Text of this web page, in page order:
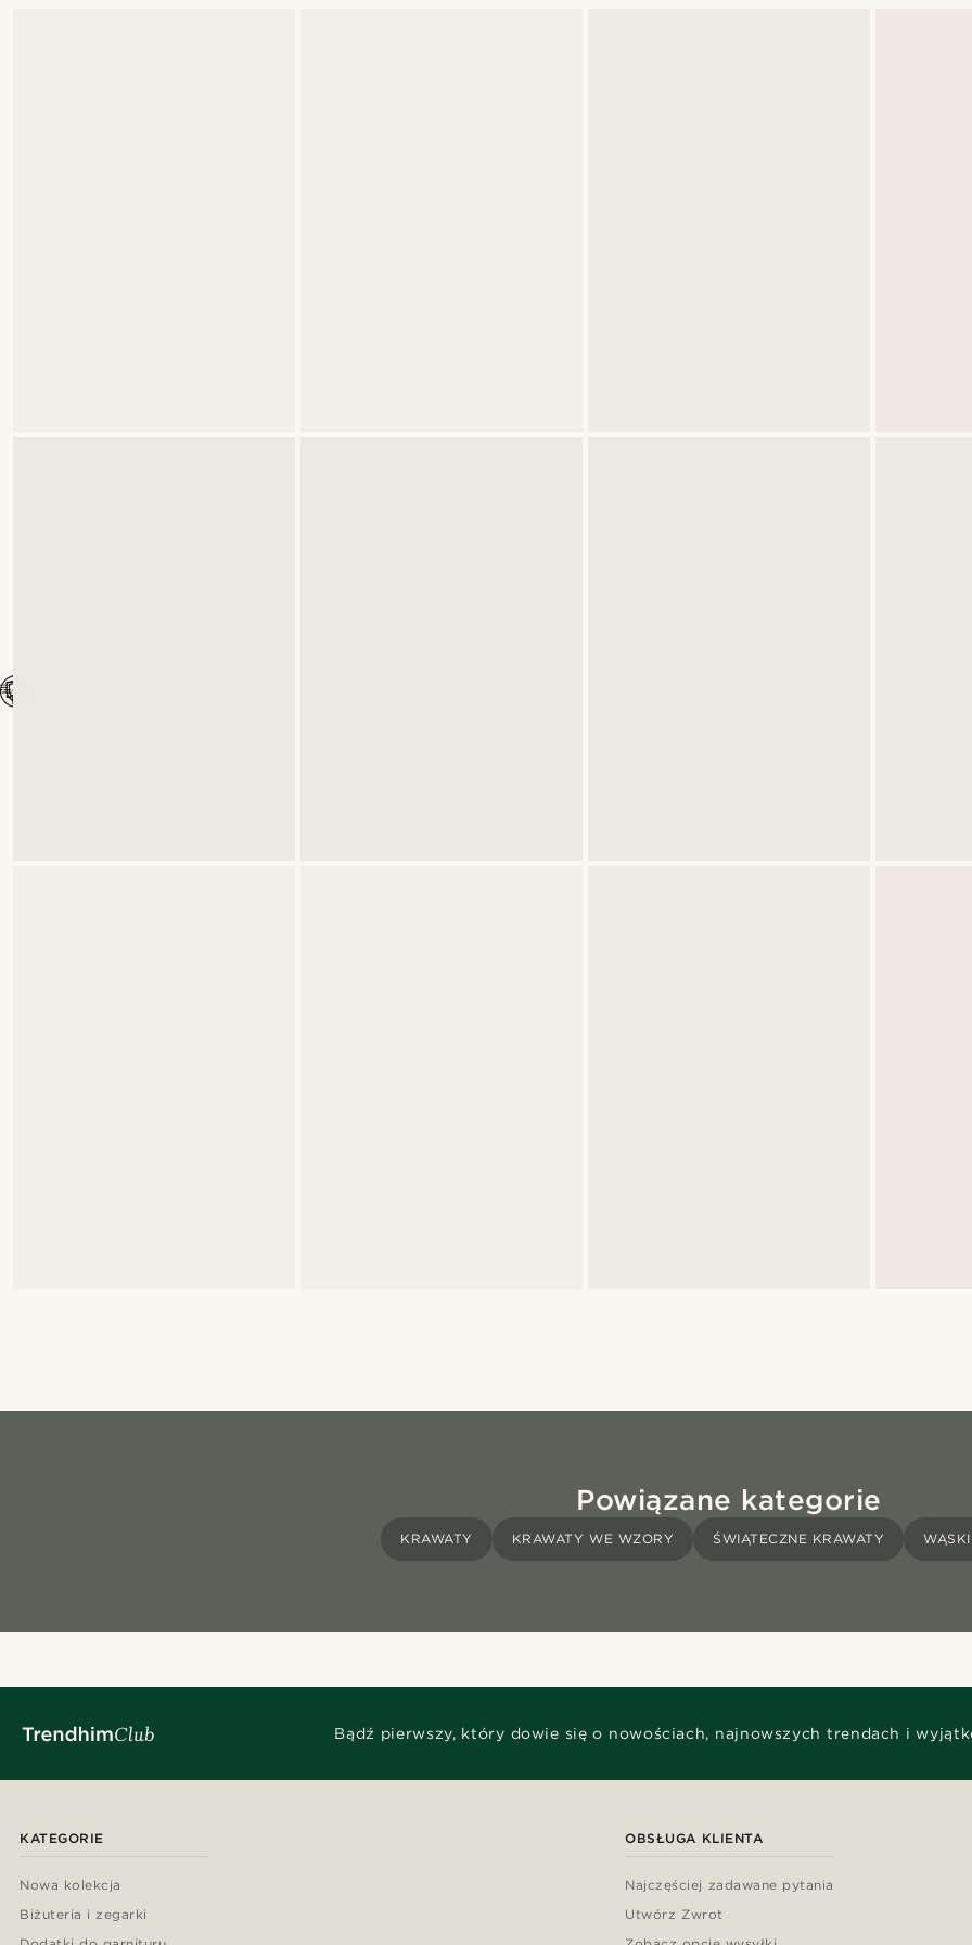
Powiązane kategorie
KRAWATY KRAWATY WE WZORY ŚWIĄTECZNE KRAWATY
Bądź pierwszy, który dowie się o nowościach, najnowszych trendach i
KATEGORIE
Nowa kolekcja
Biżuteria i zegarki
OBSŁUGA KLIENTA
Najczęściej zadawane pytania
Utwórz Zwrot